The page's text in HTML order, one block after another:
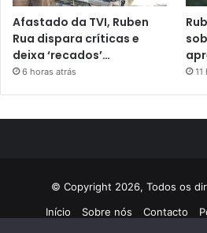
Afastado da TVI, Ruben
Rua dispara críticas e
deixa ‘recados’…
6 horas atrás 11
© Copyright 2026, Todos os
Início
Sobre nós Contacto